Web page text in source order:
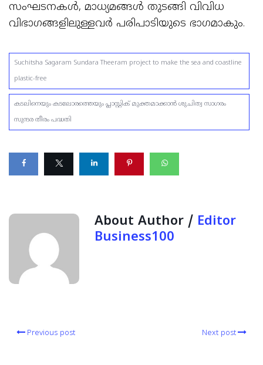
സംഘടനകൾ, മാധ്യമങ്ങൾ തുടങ്ങി വിവിധ
വിഭാഗങ്ങളിലുള്ളവർ പരിപാടിയുടെ ഭാഗമാകും.
Suchitsha Sagaram Sundara Theeram project to make the sea and coastline
plastic-free
കടലിനെയും കടലോരത്തെയും പ്ലാസ്റ്റിക് മുക്തമാക്കാൻ ശുചിത്വ സാഗരം
സുന്ദര തീരം പദ്ധതി
About Author / Editor
Business100
Previous post Next post